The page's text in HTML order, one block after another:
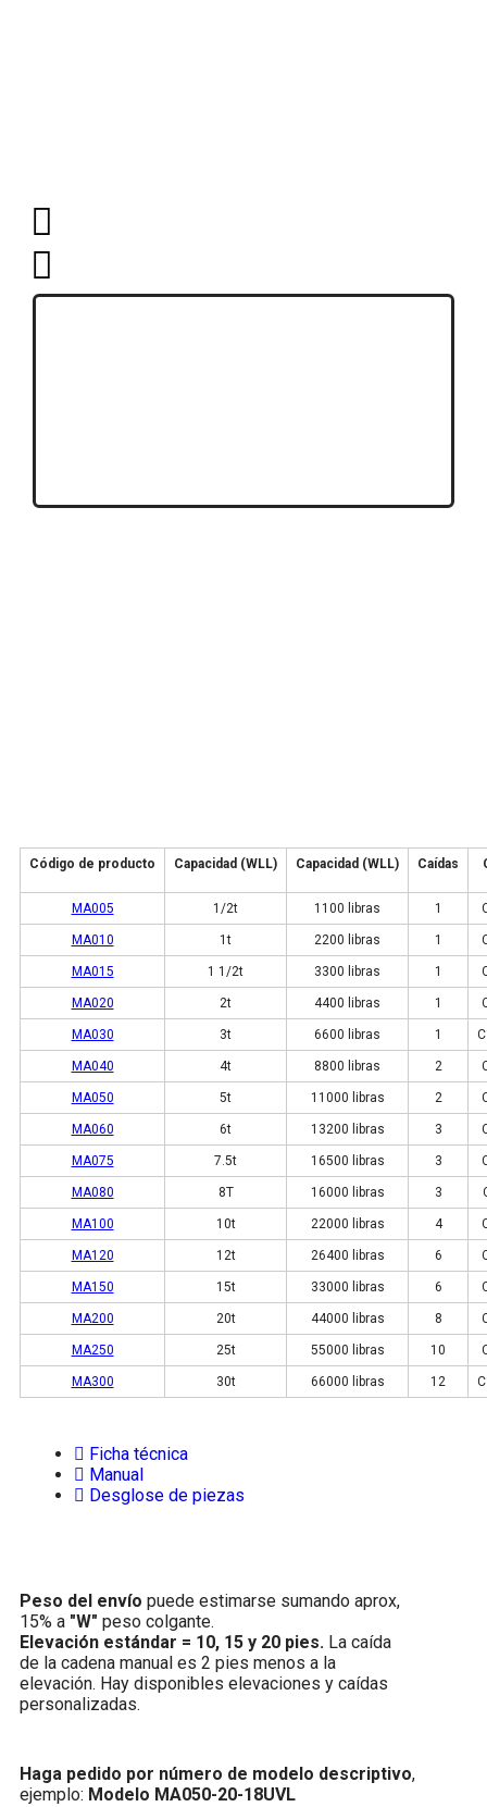
Código de producto Capacidad (WLL) Capacidad (WLL) Caídas
MA005 1/2t 1100 libras 1
MA010 1t 2200 libras 1
MA015 1 1/2t 3300 libras 1
MA020 2t 4400 libras 1
MA030 3t 6600 libras 1
MA040 4t 8800 libras 2
MA050 5t 11000 libras 2
MA060 6t 13200 libras 3
MA075 7.5t 16500 libras 3
MA080 8T 16000 libras 3
MA100 10t 22000 libras 4
MA120 12t 26400 libras 6
MA150 15t 33000 libras 6
MA200 20t 44000 libras 8
MA250 25t 55000 libras 10
MA300 30t 66000 libras 12
Ficha técnica
Manual
Desglose de piezas
Peso del envío puede estimarse sumando aprox,
15% a "W" peso colgante.
Elevación estándar = 10, 15 y 20 pies. La caída
de la cadena manual es 2 pies menos a la
elevación. Hay disponibles elevaciones y caídas
personalizadas.
Haga pedido por número de modelo descriptivo,
ejemplo: Modelo MA050-20-18UVL